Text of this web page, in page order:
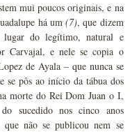
mui poucos originais, e na
há um(7), que dizem
do legítimo, natural e
Carvajal, e nele se copia o
de Ayala – que nunca se
se pôs ao início da tábua dos
morte do Rei Dom Juan o I,
sucedido nos cinco anos
não se publicou nem se